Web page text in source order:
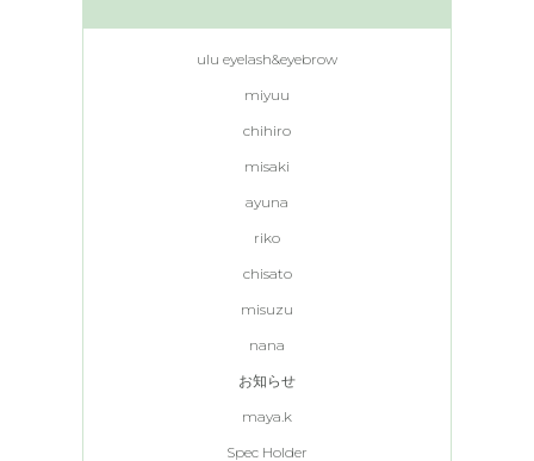
ulu eyelash&eyebrow
miyuu
chihiro
misaki
ayuna
riko
chisato
misuzu
nana
お知らせ
maya.k
Spec Holder